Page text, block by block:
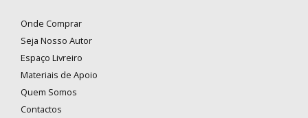
Onde Comprar
Seja Nosso Autor
Espaço Livreiro
Materiais de Apoio
Quem Somos
Contactos